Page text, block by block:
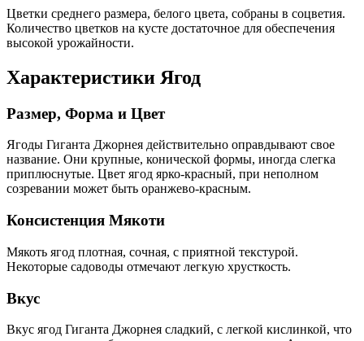
Цветки среднего размера, белого цвета, собраны в соцветия.
Количество цветков на кусте достаточное для обеспечения
высокой урожайности.
Характеристики Ягод
Размер, Форма и Цвет
Ягоды Гиганта Джорнея действительно оправдывают свое
название. Они крупные, конической формы, иногда слегка
приплюснутые. Цвет ягод ярко-красный, при неполном
созревании может быть оранжево-красным.
Консистенция Мякоти
Мякоть ягод плотная, сочная, с приятной текстурой.
Некоторые садоводы отмечают легкую хрусткость.
Вкус
Вкус ягод Гиганта Джорнея сладкий, с легкой кислинкой, что